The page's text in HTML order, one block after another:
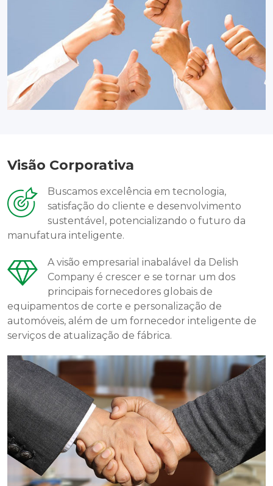
Visão Corporativa
Buscamos excelência em tecnologia,
satisfação do cliente e desenvolvimento
sustentável, potencializando o futuro da
manufatura inteligente.
A visão empresarial inabalável da Delish
Company é crescer e se tornar um dos
principais fornecedores globais de
equipamentos de corte e personalização de
automóveis, além de um fornecedor inteligente de
serviços de atualização de fábrica.